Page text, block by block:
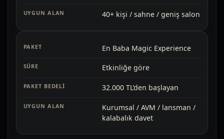
40+ kişi / sahne / geniş salon
En Baba Magic Experience
Etkinliğe göre
32.000 TL’den başlayan
Kurumsal / AVM / lansman /
kalabalık davet